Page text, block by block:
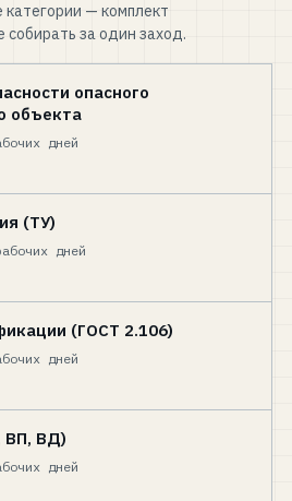
— комплект
за один заход.
опасного
объекта
дней
(ТУ)
дней
(ГОСТ 2.106)
дней
ВП, ВД)
дней